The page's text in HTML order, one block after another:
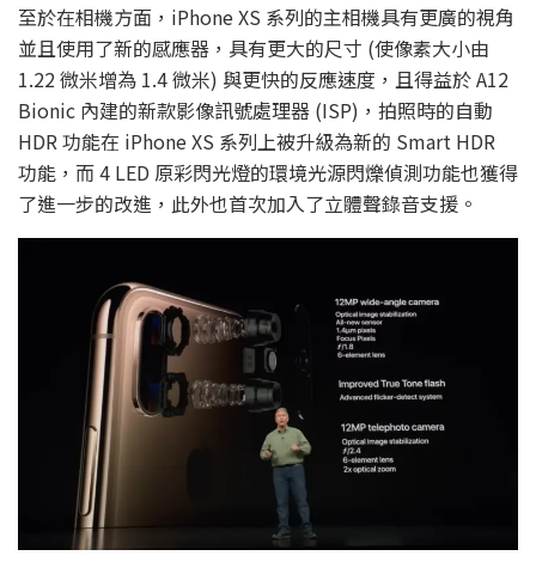
至於在相機方面，iPhone XS 系列的主相機具有更廣的視角
並且使用了新的感應器，具有更大的尺寸 (使像素大小由
1.22 微米增為 1.4 微米) 與更快的反應速度，且得益於 A12
Bionic 內建的新款影像訊號處理器 (ISP)，拍照時的自動
HDR 功能在 iPhone XS 系列上被升級為新的 Smart HDR
功能，而 4 LED 原彩閃光燈的環境光源閃爍偵測功能也獲得
了進一步的改進，此外也首次加入了立體聲錄音支援。